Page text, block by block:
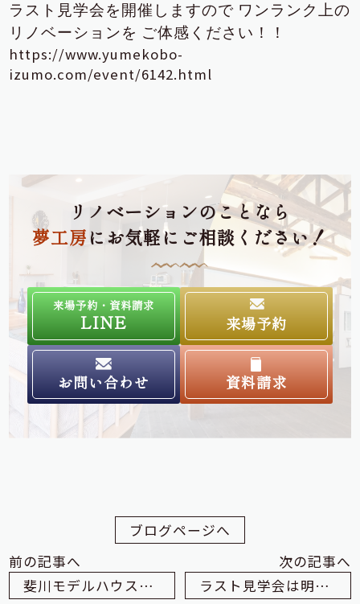
ラスト見学会を開催しますので ワンランク上の
リノベーションを ご体感ください！！
https://www.yumekobo-
izumo.com/event/6142.html
リノベーションのことなら
夢工房にお気軽にご相談ください！
来場予約・資料請求
LINE 来場予約
お問い合わせ 資料請求
ブログページへ
前の記事へ
斐川モデルハウス最終見学会開催します！
次の記事へ
ラスト見学会は明日・明後日です